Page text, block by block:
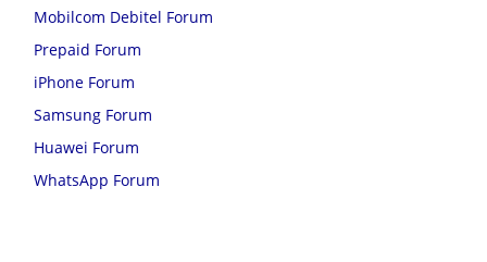
Mobilcom Debitel Forum
Prepaid Forum
iPhone Forum
Samsung Forum
Huawei Forum
WhatsApp Forum